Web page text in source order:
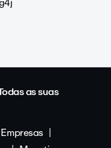
as suas